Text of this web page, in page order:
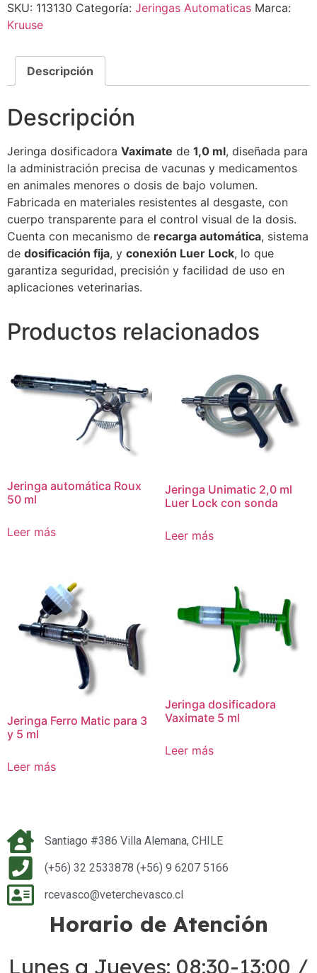
SKU: 113130 Categoría: Jeringas Automaticas Marca:
Kruuse
Descripción
Descripción
Jeringa dosificadora Vaximate de 1,0 ml, diseñada para
la administración precisa de vacunas y medicamentos
en animales menores o dosis de bajo volumen.
Fabricada en materiales resistentes al desgaste, con
cuerpo transparente para el control visual de la dosis.
Cuenta con mecanismo de recarga automática, sistema
de dosificación fija, y conexión Luer Lock, lo que
garantiza seguridad, precisión y facilidad de uso en
aplicaciones veterinarias.
Productos relacionados
Jeringa automática Roux
50 ml
Leer más
Jeringa Unimatic 2,0 ml
Luer Lock con sonda
Leer más
Jeringa Ferro Matic para 3
y 5 ml
Leer más
Jeringa dosificadora
Vaximate 5 ml
Leer más
Santiago #386 Villa Alemana, CHILE
(+56) 32 2533878 (+56) 9 6207 5166
rcevasco@veterchevasco.cl
Horario de Atención
Lunes a Jueves: 08:30-13:00 /